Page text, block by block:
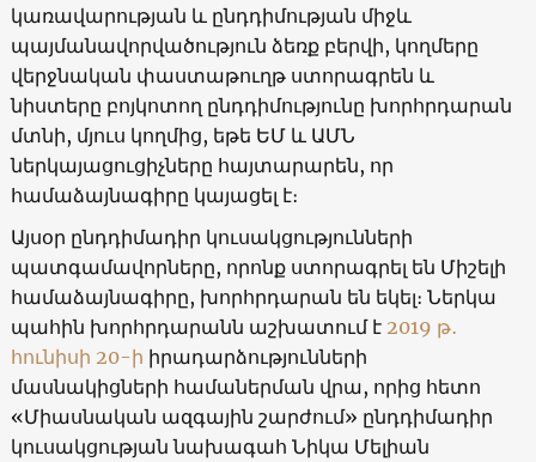
կառավարության և ընդդիմության միջև
պայմանավորվածություն ձեռք բերվի, կողմերը
վերջնական փաստաթուղթ ստորագրեն և
նիստերը բոյկոտող ընդդիմությունը խորհրդարան
մտնի, մյուս կողմից, եթե ԵՄ և ԱՄՆ
ներկայացուցիչները հայտարարեն, որ
համաձայնագիրը կայացել է։
Այսօր ընդդիմադիր կուսակցությունների
պատգամավորները, որոնք ստորագրել են Միշելի
համաձայնագիրը, խորհրդարան են եկել։ Ներկա
պահին խորհրդարանն աշխատում է 2019 թ․
հունիսի 20-ի իրադարձությունների
մասնակիցների համաներման վրա, որից հետո
«Միասնական ազգային շարժում» ընդդիմադիր
կուսակցության նախագահ Նիկա Մելիան